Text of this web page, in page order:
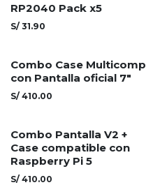
RP2040 Pack x5
S/ 31.90
Combo Case Multicomp
con Pantalla oficial 7"
S/ 410.00
Combo Pantalla V2 +
Case compatible con
Raspberry Pi 5
S/ 410.00